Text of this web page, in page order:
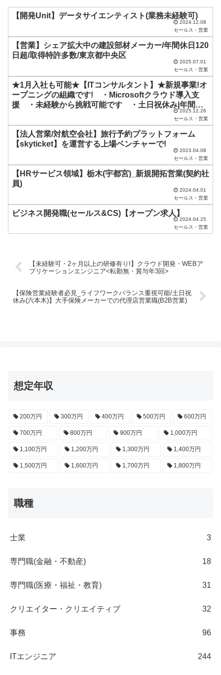
の
ま
に
し
て
さ
い
【開発Unit】データサイエンティスト(業務未経験可)
2024.12.08
セールス・営業
【営業】シェア拡大中の建設部材メーカー/年間休日120
日超/取得特許多数/東京都中央区
2025.07.01
セールス・営業
★1月入社も可能★【ITコンサルタント】★新規事業!オ
ープニングの組織です! ・Microsoftクラウド導入支
援 ・未経験から挑戦可能です ・土日祝休み|年間休
日120日以上 ・渋谷駅直結のオフィス ・残業月平均
20~30時間程度 ・必須:社会人経験1年以上
2025.12.26
セールス・営業
【法人営業/対航空会社】旅行予約プラットフォーム
【skyticket】を運営する上場ベンチャーで!
2023.04.08
セールス・営業
【HRサービス領域】栃木(宇都宮)_新規開拓営業(契約社
員)
2024.04.01
セールス・営業
ビジネス開発職(セールス&CS)【オープン求人】
2024.04.25
セールス・営業
【未経験可・2ヶ月以上の研修有り!】クラウド開発・WEBア
プリケーションエンジニア<転勤無・賞与年3回>
【保険営業経験者必見_ライフワークバランス重視可能/土日祝
休み(六本木)】大手保険メーカーでの代理店営業職(B2B営業)
想定年収
200万円 300万円 400万円 500万円 600万円
700万円 800万円 900万円 1,000万円
1,100万円 1,200万円 1,300万円 1,400万円
1,500万円 1,600万円 1,700万円 1,800万円
職種
士業 3
専門職(金融・不動産) 18
専門職(医療・福祉・教育) 31
クリエイター・クリエイティブ 32
事務 96
ITエンジニア 244